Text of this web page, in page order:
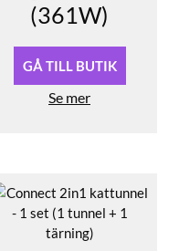
(361W)
GÅ TILL BUTIK
Se mer